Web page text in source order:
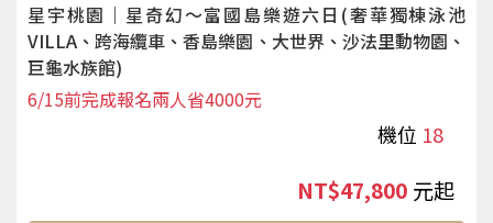
星宇桃園｜星奇幻～富國島樂遊六日(奢華獨棟泳池
VILLA、跨海纜車、香島樂園、大世界、沙法里動物園、
巨龜水族館)
機位 18
6/15前完成報名兩人省4000元
NT$47,800 起